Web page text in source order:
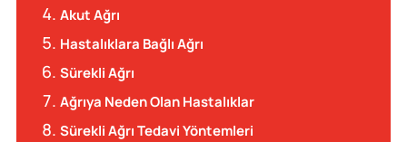
Akut Ağrı
Hastalıklara Bağlı Ağrı
Sürekli Ağrı
Ağrıya Neden Olan Hastalıklar
Sürekli Ağrı Tedavi Yöntemleri